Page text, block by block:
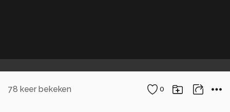
78 keer bekeken 0